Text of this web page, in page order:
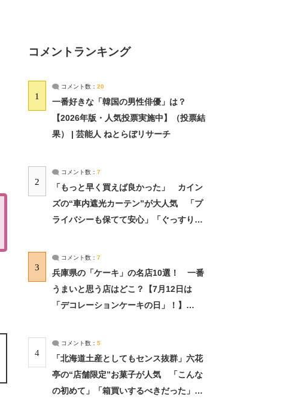
コメントランキング
1
コメント数： 20
一番好きな「韓国の男性俳優」は？
【2026年版・人気投票実施中】（投票結
果） | 芸能人 ねとらぼリサーチ
2
コメント数： 7
「もっと早く買えば良かった」 カイン
ズの“車内遮光カーテン”が大人気 「プ
ライバシーも保てて安心」「ぐっすり眠
3
コメント数： 7
兵庫県の「ケーキ」の名店10選！ 一番
うまいと思う店はどこ？【7月12日は
「デコレーションケーキの日」！】
4
コメント数： 5
「北海道土産としてもセンス抜群」六花
亭の“店舗限定”お菓子が人気 「こんな
の初めて」「箱買いするべきだった」